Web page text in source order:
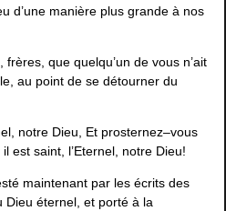
d’une manière plus grande à nos
frères, que quelqu’un de vous n’ait
au point de se détourner du
notre Dieu, Et prosternez–vous
est saint, l’Eternel, notre Dieu!
maintenant par les écrits des
Dieu éternel, et porté à la